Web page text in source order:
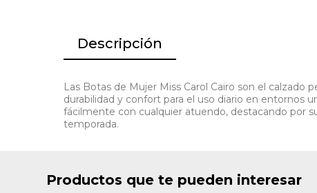
Descripción
Las Botas de Mujer Miss Carol Cairo son el calzado
durabilidad y confort para el uso diario en entornos
fácilmente con cualquier atuendo, destacando por
temporada.
Productos que te pueden interesar